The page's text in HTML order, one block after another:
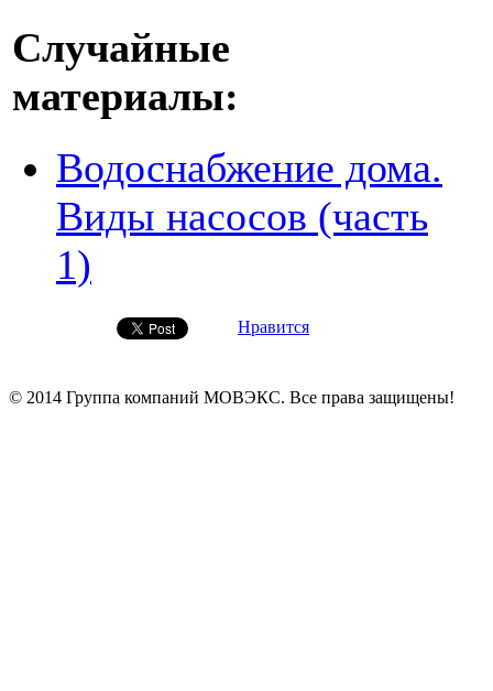
Случайные
материалы:
Водоснабжение дома.
Виды насосов (часть
1)
Нравится
© 2014 Группа компаний МОВЭКС. Все права защищены!